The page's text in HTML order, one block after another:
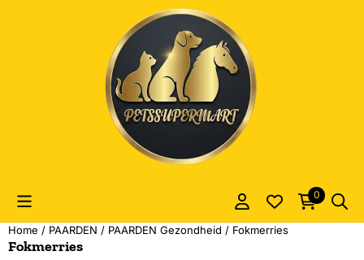
Cookievoorkeuren zijn momenteel gesloten.
0
Home / PAARDEN / PAARDEN Gezondheid / Fokmerries
Fokmerries